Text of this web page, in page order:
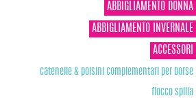
ABBIGLIAMENTO DONNA
ABBIGLIAMENTO INVERNALE
ACCESSORI
catenelle & polsini complementari per borse
fiocco spilla